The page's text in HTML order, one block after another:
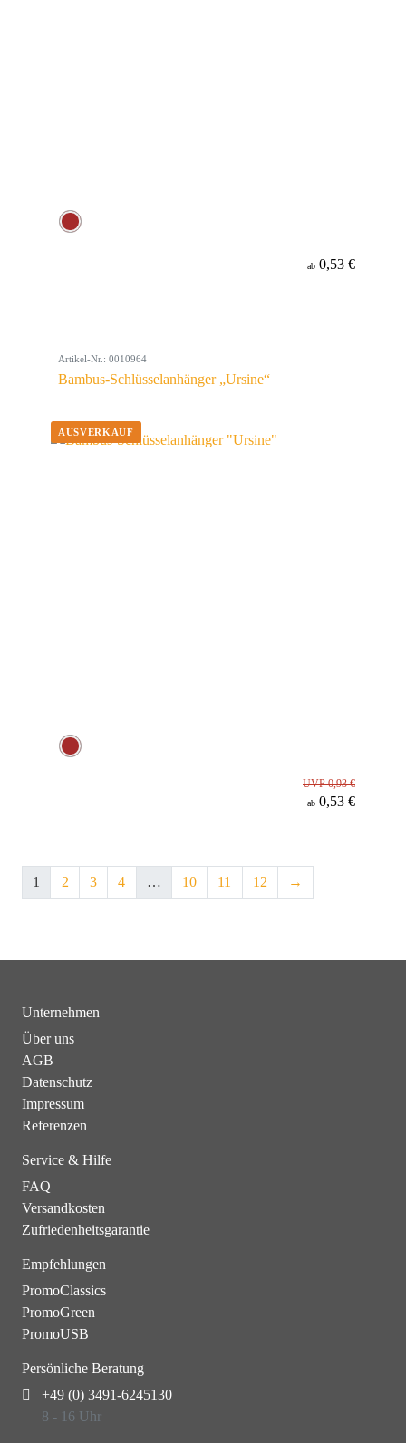
ab 0,53 €
Artikel-Nr.: 0010964
Bambus-Schlüsselanhänger „Ursine“
UVP 0,93 €
ab 0,53 €
1 2 3 4 … 10 11 12 →
Unternehmen
Über uns
AGB
Datenschutz
Impressum
Referenzen
Service & Hilfe
FAQ
Versandkosten
Zufriedenheitsgarantie
Empfehlungen
PromoClassics
PromoGreen
PromoUSB
Persönliche Beratung
+49 (0) 3491-6245130
8 - 16 Uhr